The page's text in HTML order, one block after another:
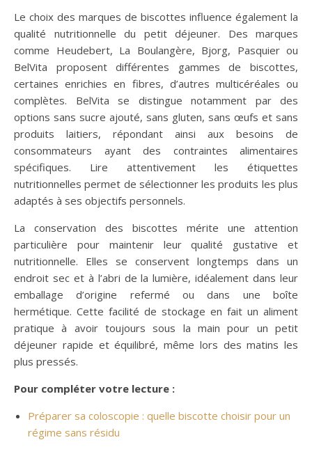
Le choix des marques de biscottes influence également la
qualité nutritionnelle du petit déjeuner. Des marques
comme Heudebert, La Boulangère, Bjorg, Pasquier ou
BelVita proposent différentes gammes de biscottes,
certaines enrichies en fibres, d’autres multicéréales ou
complètes. BelVita se distingue notamment par des
options sans sucre ajouté, sans gluten, sans œufs et sans
produits laitiers, répondant ainsi aux besoins de
consommateurs ayant des contraintes alimentaires
spécifiques. Lire attentivement les étiquettes
nutritionnelles permet de sélectionner les produits les plus
adaptés à ses objectifs personnels.
La conservation des biscottes mérite une attention
particulière pour maintenir leur qualité gustative et
nutritionnelle. Elles se conservent longtemps dans un
endroit sec et à l’abri de la lumière, idéalement dans leur
emballage d’origine refermé ou dans une boîte
hermétique. Cette facilité de stockage en fait un aliment
pratique à avoir toujours sous la main pour un petit
déjeuner rapide et équilibré, même lors des matins les
plus pressés.
Pour compléter votre lecture :
Préparer sa coloscopie : quelle biscotte choisir pour un
régime sans résidu